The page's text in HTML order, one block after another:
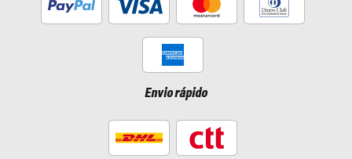
Envio rápido